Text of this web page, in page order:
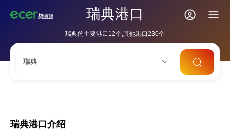
瑞典港口
瑞典的主要港口12个,其他港口230个
瑞典
瑞典港口介绍